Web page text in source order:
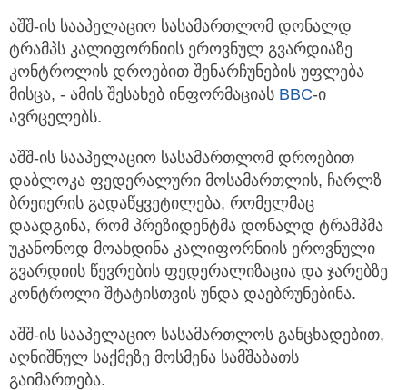
აშშ-ის სააპელაციო სასამართლომ დონალდ
ტრამპს კალიფორნიის ეროვნულ გვარდიაზე
კონტროლის დროებით შენარჩუნების უფლება
მისცა, - ამის შესახებ ინფორმაციას BBC-ი
ავრცელებს.
აშშ-ის სააპელაციო სასამართლომ დროებით
დაბლოკა ფედერალური მოსამართლის, ჩარლზ
ბრეიერის გადაწყვეტილება, რომელმაც
დაადგინა, რომ პრეზიდენტმა დონალდ ტრამპმა
უკანონოდ მოახდინა კალიფორნიის ეროვნული
გვარდიის წევრების ფედერალიზაცია და ჯარებზე
კონტროლი შტატისთვის უნდა დაებრუნებინა.
აშშ-ის სააპელაციო სასამართლოს განცხადებით,
აღნიშნულ საქმეზე მოსმენა სამშაბათს
გაიმართება.